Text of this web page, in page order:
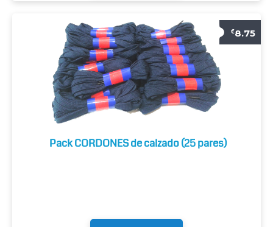
€8.75
Pack CORDONES de calzado (25 pares)